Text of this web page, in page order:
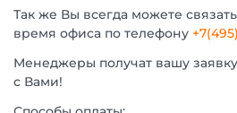
Так же Вы всегда можете
время офиса по телефону
Менеджеры получат вашу
с Вами!